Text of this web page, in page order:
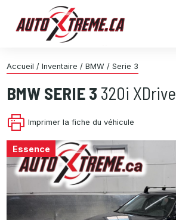
Accueil / Inventaire / BMW / Serie 3
BMW SERIE 3 320i XDrive
Imprimer la fiche du véhicule
Essence